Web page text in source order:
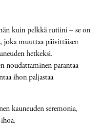
kuin pelkkä rutiini – se on
joka muuttaa päivittäisen
hetkeksi.
parantaa
ihon paljastaa
kauneuden seremonia,